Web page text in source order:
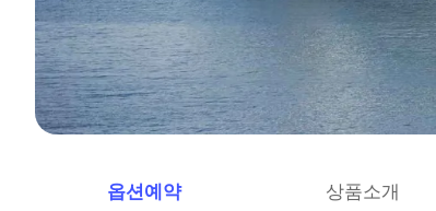
옵션예약 상품소개